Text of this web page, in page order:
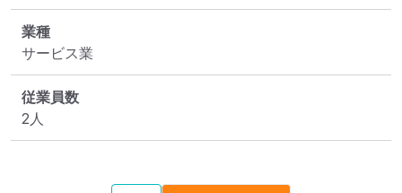
業種
サービス業
従業員数
2人